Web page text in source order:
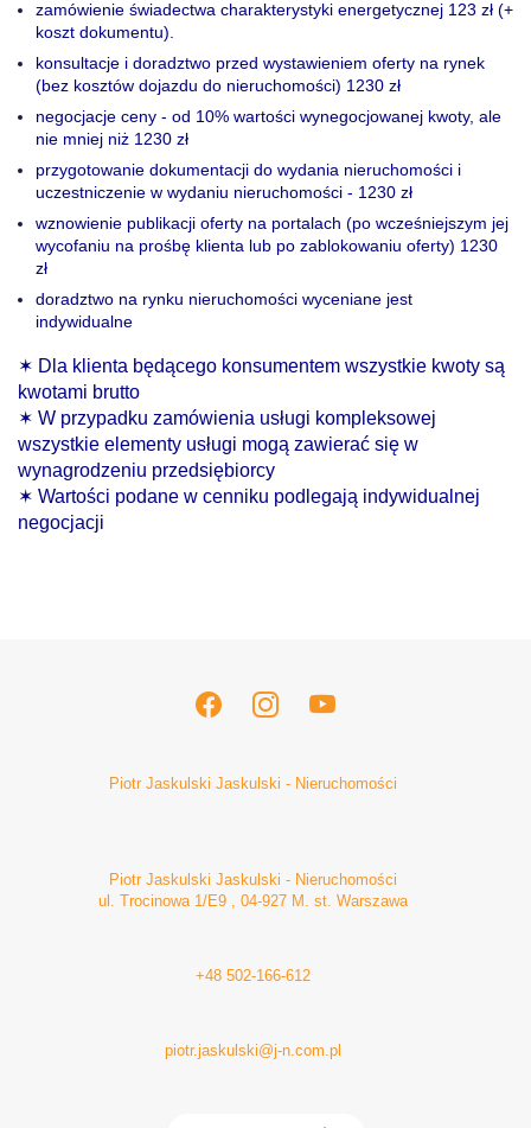
zamówienie świadectwa charakterystyki energetycznej 123 zł (+
koszt dokumentu).
konsultacje i doradztwo przed wystawieniem oferty na rynek
(bez kosztów dojazdu do nieruchomości) 1230 zł
negocjacje ceny - od 10% wartości wynegocjowanej kwoty, ale
nie mniej niż 1230 zł
przygotowanie dokumentacji do wydania nieruchomości i
uczestniczenie w wydaniu nieruchomości - 1230 zł
wznowienie publikacji oferty na portalach (po wcześniejszym jej
wycofaniu na prośbę klienta lub po zablokowaniu oferty) 1230
zł
doradztwo na rynku nieruchomości wyceniane jest
indywidualne
✶ Dla klienta będącego konsumentem wszystkie kwoty są
kwotami brutto
✶ W przypadku zamówienia usługi kompleksowej
wszystkie elementy usługi mogą zawierać się w
wynagrodzeniu przedsiębiorcy
✶ Wartości podane w cenniku podlegają indywidualnej
negocjacji
Piotr Jaskulski Jaskulski - Nieruchomości
Piotr Jaskulski Jaskulski - Nieruchomości
ul. Trocinowa 1/E9 , 04-927 M. st. Warszawa
+48 502-166-612
piotr.jaskulski@j-n.com.pl